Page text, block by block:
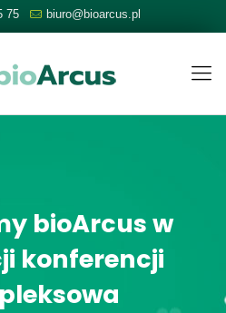
75 biuro@bioarcus.pl
bioArcus w
konferencji